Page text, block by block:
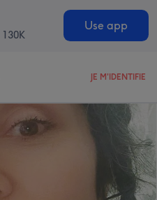
130K
Use app
JE M'IDENTIFIE